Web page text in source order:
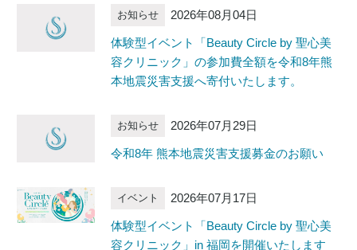
お知らせ 2026年08月04日
体験型イベント「Beauty Circle by 聖心美
容クリニック」の参加費全額を令和8年熊
本地震災害支援へ寄付いたします。
お知らせ 2026年07月29日
令和8年 熊本地震災害支援募金のお願い
イベント 2026年07月17日
体験型イベント「Beauty Circle by 聖心美
容クリニック」in 福岡を開催いたします